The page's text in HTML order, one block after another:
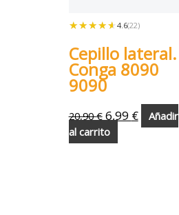
★★★★★
★★★★★ 4.6(22)
Cepillo lateral.
Conga 8090
9090
20,90€ 6,99 €
Añadir
al carrito